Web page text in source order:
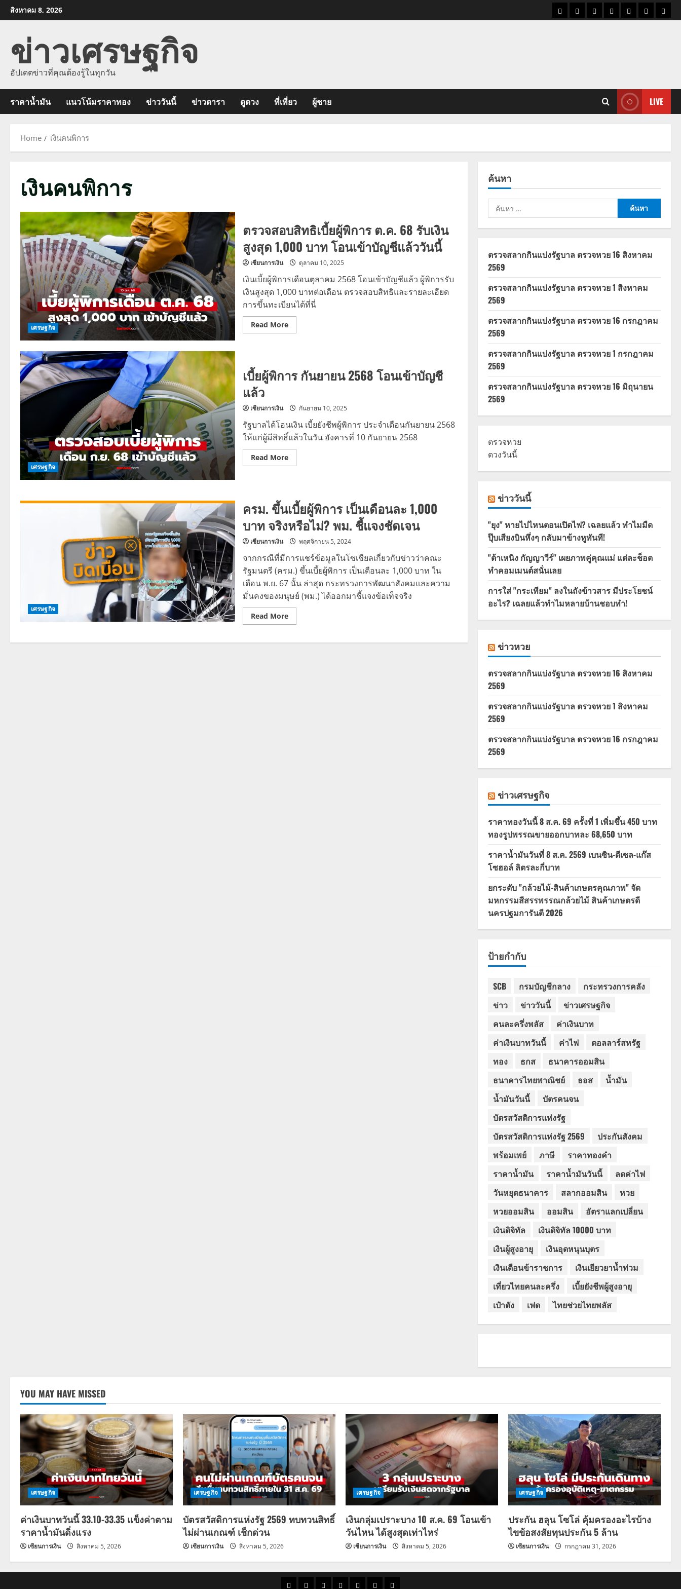
Skip
to
สิงหาคม 8, 2026
ราคาแนว
ข่าว
ข่าว
ดูด
ที่
ผู้ชา
ข่าวเศรษฐกิจ
อัปเดตข่าวที่คุณต้องรู้ในทุกวัน
ราคาน้ำมัน แนวโน้มราคาทอง ข่าววันนี้ ข่าวดารา ดูดวง ที่เที่ยว ผู้ชาย LIVE
Home เงินคนพิการ
เงินคนพิการ
เศรษฐกิจ
ตรวจสอบสิทธิเบี้ยผู้พิการ ต.ค. 68 รับเงิน
สูงสุด 1,000 บาท โอนเข้าบัญชีแล้ววันนี้
เซียนการเงิน ตุลาคม 10, 2025
เงินเบี้ยผู้พิการเดือนตุลาคม 2568 โอนเข้าบัญชีแล้ว ผู้พิการรับ
เงินสูงสุด 1,000 บาทต่อเดือน ตรวจสอบสิทธิและรายละเอียด
การขึ้นทะเบียนได้ที่นี่
Read MoreRead
more
ผู้
พิการ
เงิน
1,000
บาท
โอน
บัญชี
แล้ว
วัน
เศรษฐกิจ
เบี้ยผู้พิการ กันยายน 2568 โอนเข้าบัญชี
แล้ว
เซียนการเงิน กันยายน 10, 2025
รัฐบาลได้โอนเงิน เบี้ยยังชีพผู้พิการ ประจำเดือนกันยายน 2568
ให้แก่ผู้มีสิทธิ์แล้วในวัน อังคารที่ 10 กันยายน 2568
Read MoreRead
more
กันยายน
2568
โอน
เข้า
บัญชี
เศรษฐกิจ
ครม. ขึ้นเบี้ยผู้พิการ เป็นเดือนละ 1,000
บาท จริงหรือไม่? พม. ชี้แจงชัดเจน
เซียนการเงิน พฤศจิกายน 5, 2024
จากกรณีที่มีการแชร์ข้อมูลในโซเชียลเกี่ยวกับข่าวว่าคณะ
รัฐมนตรี (ครม.) ขึ้นเบี้ยผู้พิการ เป็นเดือนละ 1,000 บาท ใน
เดือน พ.ย. 67 นั้น ล่าสุด กระทรวงการพัฒนาสังคมและความ
มั่นคงของมนุษย์ (พม.) ได้ออกมาชี้แจงข้อเท็จจริง
Read MoreRead
more
ขึ้น
ค้นหา
ค้นหา
สำหรับ:
ตรวจสลากกินแบ่งรัฐบาล ตรวจหวย 16 สิงหาคม
2569
ตรวจสลากกินแบ่งรัฐบาล ตรวจหวย 1 สิงหาคม
2569
ตรวจสลากกินแบ่งรัฐบาล ตรวจหวย 16 กรกฎาคม
2569
ตรวจสลากกินแบ่งรัฐบาล ตรวจหวย 1 กรกฎาคม
2569
ตรวจสลากกินแบ่งรัฐบาล ตรวจหวย 16 มิถุนายน
2569
ตรวจหวย
ดวงวันนี้
ข่าววันนี้
"ยุง" หายไปไหนตอนเปิดไฟ? เฉลยแล้ว ทำไมมืด
ปุ๊บเสียงบินหึ่งๆ กลับมาข้างหูทันที!
"ต้าเหนิง กัญญาวีร์" เผยภาพคู่คุณแม่ แต่ละช็อต
ทำคอมเมนต์สนั่นเลย
การใส่ "กระเทียม" ลงในถังข้าวสาร มีประโยชน์
อะไร? เฉลยแล้วทำไมหลายบ้านชอบทำ!
ข่าวหวย
ตรวจสลากกินแบ่งรัฐบาล ตรวจหวย 16 สิงหาคม
2569
ตรวจสลากกินแบ่งรัฐบาล ตรวจหวย 1 สิงหาคม
2569
ตรวจสลากกินแบ่งรัฐบาล ตรวจหวย 16 กรกฎาคม
2569
ข่าวเศรษฐกิจ
ราคาทองวันนี้ 8 ส.ค. 69 ครั้งที่ 1 เพิ่มขึ้น 450 บาท
ทองรูปพรรณขายออกบาทละ 68,650 บาท
ราคาน้ำมันวันที่ 8 ส.ค. 2569 เบนซิน-ดีเซล-แก๊ส
โซฮอล์ ลิตรละกี่บาท
ยกระดับ "กล้วยไม้-สินค้าเกษตรคุณภาพ" จัด
มหกรรมสีสรรพรรณกล้วยไม้ สินค้าเกษตรดี
นครปฐมการันตี 2026
ป้ายกำกับ
SCB กรมบัญชีกลาง
กระทรวงการคลัง
ข่าว
ข่าววันนี้
ข่าวเศรษฐกิจ
คนละครึ่งพลัส
ค่าเงินบาท
ค่าเงินบาทวันนี้
ค่าไฟ
ดอลลาร์สหรัฐ
ทอง
ธกส
ธนาคารออมสิน
ธนาคารไทยพาณิชย์
ธอส
น้ำมัน
น้ำมันวันนี้
บัตรคนจน
บัตรสวัสดิการแห่งรัฐ
บัตรสวัสดิการแห่งรัฐ 2569
ประกันสังคม
พร้อมเพย์
ภาษี
ราคาทองคำ
ราคาน้ำมัน
ราคาน้ำมันวันนี้
ลดค่าไฟ
วันหยุดธนาคาร
สลากออมสิน
หวย
หวยออมสิน
ออมสิน
อัตราแลกเปลี่ยน
เงินดิจิทัล
เงินดิจิทัล 10000 บาท
เงินผู้สูงอายุ
เงินอุดหนุนบุตร
เงินเดือนข้าราชการ
เงินเยียวยาน้ำท่วม
เที่ยวไทยคนละครึ่ง
เบี้ยยังชีพผู้สูงอายุ
เป๋าตัง
เฟด ไทยช่วยไทยพลัส
YOU MAY HAVE MISSED
เศรษฐกิจ
ค่าเงินบาทวันนี้ 33.10-33.35 แข็งค่าตาม
ราคาน้ำมันดิ่งแรง
เซียนการเงิน สิงหาคม 5, 2026
เศรษฐกิจ
บัตรสวัสดิการแห่งรัฐ 2569 ทบทวนสิทธิ์
ไม่ผ่านเกณฑ์ เช็กด่วน
เซียนการเงิน สิงหาคม 5, 2026
เศรษฐกิจ
เงินกลุ่มเปราะบาง 10 ส.ค. 69 โอนเข้า
วันไหน ได้สูงสุดเท่าไหร่
เซียนการเงิน สิงหาคม 5, 2026
เศรษฐกิจ
ประกัน ฮลุน โซโล่ คุ้มครองอะไรบ้าง
ไขข้อสงสัยทุนประกัน 5 ล้าน
เซียนการเงิน กรกฎาคม 31, 2026
ราคาแนว ข่าว ข่าว ดูด ที่ ผู้ชาย